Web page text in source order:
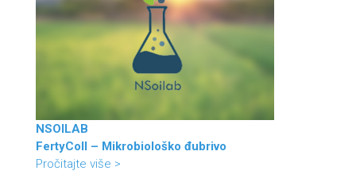
NSOILAB
FertyColl – Mikrobiološko đubrivo
Pročitajte više >